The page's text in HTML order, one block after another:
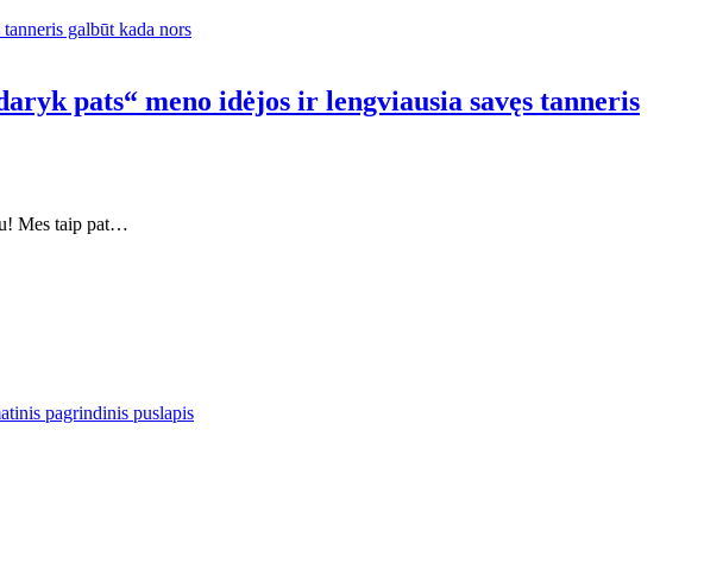
pats“ meno idėjos ir lengviausia savęs tanneris
Mes taip pat…
pagrindinis puslapis